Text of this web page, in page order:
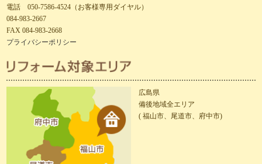
電話 050-7586-4524（お客様専用ダイヤル）
084-983-2667
FAX 084-983-2668
プライバシーポリシー
広島県
備後地域全エリア
( 福山市、尾道市、府中市)